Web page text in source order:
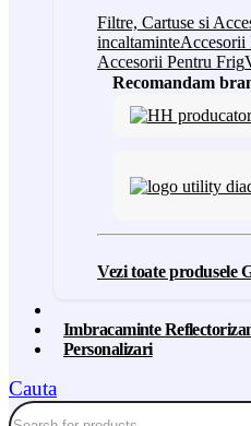
Filtre, Cartuse si
incaltaminteAccesorii
Accesorii Pentru Frig
Recomandam
Vezi toate produsele
Imbracaminte
Personalizari
Cauta